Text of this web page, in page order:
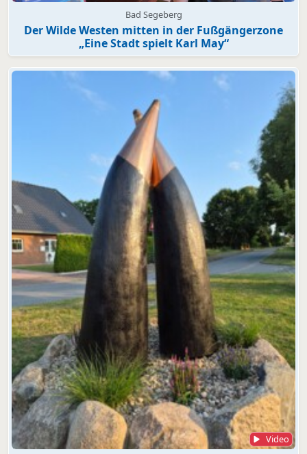
Bad Segeberg
Der Wilde Westen mitten in der Fußgängerzone
„Eine Stadt spielt Karl May“
Video